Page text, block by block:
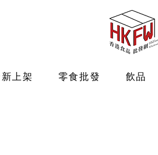
上架 零食批發 飲品